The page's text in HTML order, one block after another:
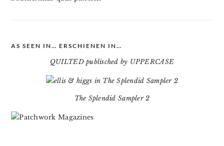
AS SEEN IN… ERSCHIENEN IN…
QUILTED publisched by UPPERCASE
The Splendid Sampler 2